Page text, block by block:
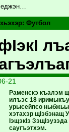
еджэн…
Футбол
21
Раменскэ къалэм
илъэс 18
урысейпсо
хэтахэр щIэбэнащ
IэщэкIэ
саугъэтхэм.